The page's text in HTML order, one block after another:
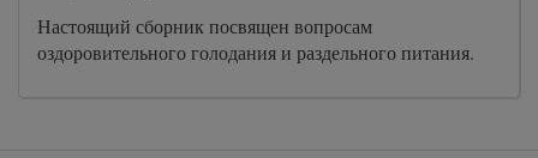
Настоящий сборник посвящен вопросам
оздоровительного голодания и раздельного питания.